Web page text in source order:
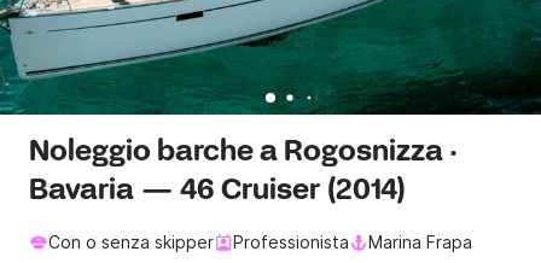
Noleggio barche a Rogosnizza ·
Bavaria — 46 Cruiser (2014)
Con o senza skipper Professionista Marina Frapa